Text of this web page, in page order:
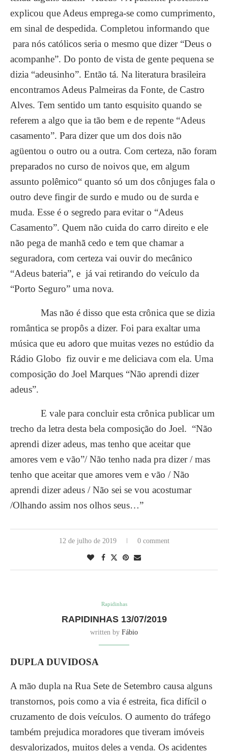
explicou que Adeus emprega-se como cumprimento,
em sinal de despedida. Completou informando que
para nós católicos seria o mesmo que dizer “Deus o
acompanhe”. Do ponto de vista de gente pequena se
dizia “adeusinho”. Então tá. Na literatura brasileira
encontramos Adeus Palmeiras da Fonte, de Castro
Alves. Tem sentido um tanto esquisito quando se
referem a algo que ia tão bem e de repente “Adeus
casamento”. Para dizer que um dos dois não
agüentou o outro ou a outra. Com certeza, não foram
preparados no curso de noivos que, em algum
assunto polêmico“ quanto só um dos cônjuges fala o
outro deve fingir de surdo e mudo ou de surda e
muda. Esse é o segredo para evitar o “Adeus
Casamento”. Quem não cuida do carro direito e ele
não pega de manhã cedo e tem que chamar a
seguradora, com certeza vai ouvir do mecânico
“Adeus bateria”, e já vai retirando do veículo da
“Porto Seguro” uma nova.
Mas não é disso que esta crônica que se dizia
romântica se propôs a dizer. Foi para exaltar uma
música que eu adoro que muitas vezes no estúdio da
Rádio Globo fiz ouvir e me deliciava com ela. Uma
composição do Joel Marques “Não aprendi dizer
adeus”.
E vale para concluir esta crônica publicar um
trecho da letra desta bela composição do Joel. “Não
aprendi dizer adeus, mas tenho que aceitar que
amores vem e vão”/ Não tenho nada pra dizer / mas
tenho que aceitar que amores vem e vão / Não
aprendi dizer adeus / Não sei se vou acostumar
/Olhando assim nos olhos seus…”
12 de julho de 2019 0 comment
Rapidinhas
RAPIDINHAS 13/07/2019
written by Fábio
DUPLA DUVIDOSA
A mão dupla na Rua Sete de Setembro causa alguns
transtornos, pois como a via é estreita, fica difícil o
cruzamento de dois veículos. O aumento do tráfego
também prejudica moradores que tiveram imóveis
desvalorizados, muitos deles a venda. Os acidentes